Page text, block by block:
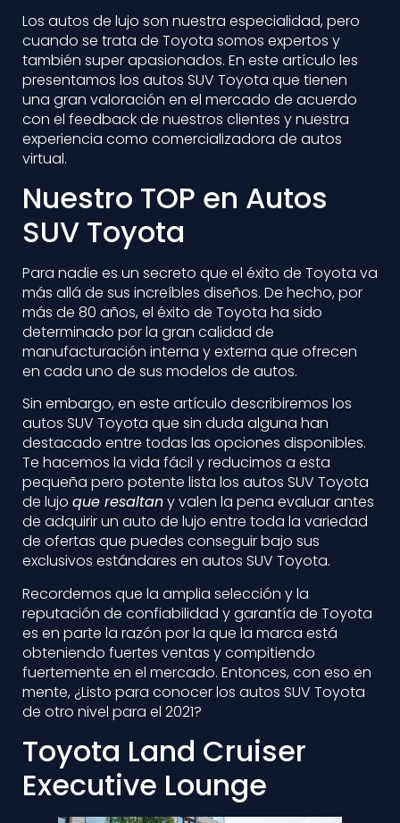
Los autos de lujo son nuestra especialidad, pero
cuando se trata de Toyota somos expertos y
también super apasionados. En este artículo les
presentamos los autos SUV Toyota que tienen
una gran valoración en el mercado de acuerdo
con el feedback de nuestros clientes y nuestra
experiencia como comercializadora de autos
virtual.
Nuestro TOP en Autos
SUV Toyota
Para nadie es un secreto que el éxito de Toyota va
más allá de sus increíbles diseños. De hecho, por
más de 80 años, el éxito de Toyota ha sido
determinado por la gran calidad de
manufacturación interna y externa que ofrecen
en cada uno de sus modelos de autos.
Sin embargo, en este artículo describiremos los
autos SUV Toyota que sin duda alguna han
destacado entre todas las opciones disponibles.
Te hacemos la vida fácil y reducimos a esta
pequeña pero potente lista los autos SUV Toyota
de lujo que resaltany valen la pena evaluar antes
de adquirir un auto de lujo entre toda la variedad
de ofertas que puedes conseguir bajo sus
exclusivos estándares en autos SUV Toyota.
Recordemos que la amplia selección y la
reputación de confiabilidad y garantía de Toyota
es en parte la razón por la que la marca está
obteniendo fuertes ventas y compitiendo
fuertemente en el mercado. Entonces, con eso en
mente, ¿Listo para conocer los autos SUV Toyota
de otro nivel para el 2021?
Toyota Land Cruiser
Executive Lounge